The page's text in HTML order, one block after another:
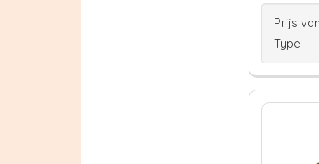
Prijs
Type